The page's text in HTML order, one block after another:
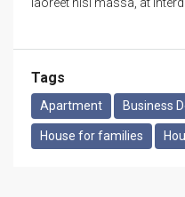
Tags
Apartment Business
House for families